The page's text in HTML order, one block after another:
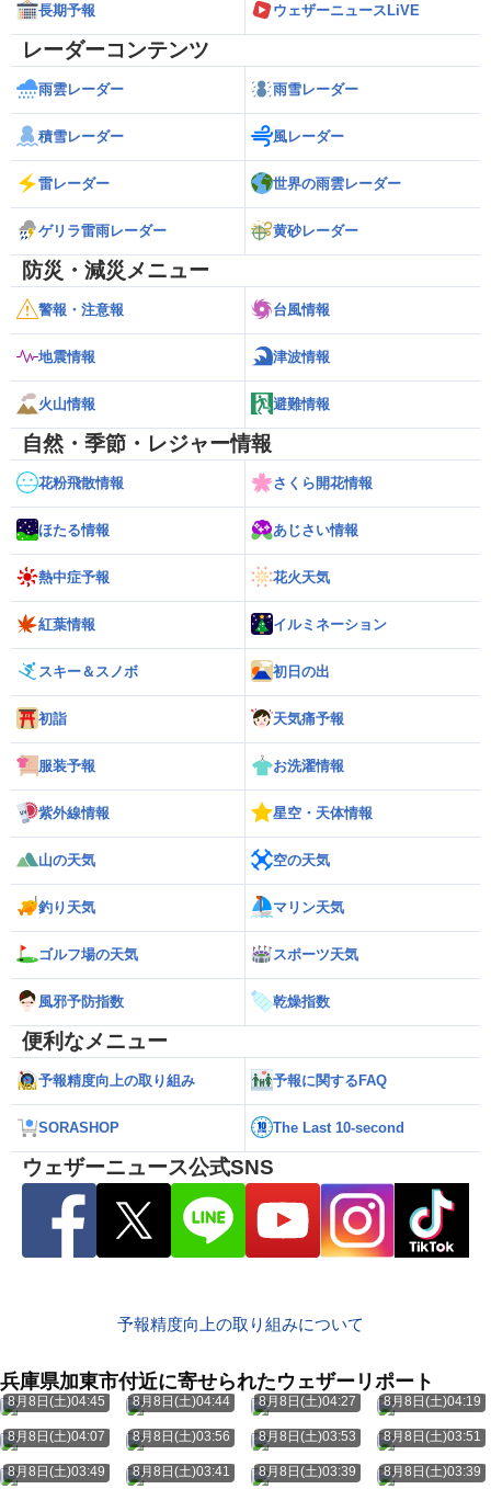
長期予報 ウェザーニュースLiVE
レーダーコンテンツ
雨雲レーダー 雨雪レーダー
積雪レーダー 風レーダー
雷レーダー 世界の雨雲レーダー
ゲリラ雷雨レーダー 黄砂レーダー
防災・減災メニュー
警報・注意報 台風情報
地震情報 津波情報
火山情報 避難情報
自然・季節・レジャー情報
花粉飛散情報 さくら開花情報
ほたる情報 あじさい情報
熱中症予報 花火天気
紅葉情報 イルミネーション
スキー＆スノボ 初日の出
初詣 天気痛予報
服装予報 お洗濯情報
紫外線情報 星空・天体情報
山の天気 空の天気
釣り天気 マリン天気
ゴルフ場の天気 スポーツ天気
風邪予防指数 乾燥指数
便利なメニュー
予報精度向上の取り組み 予報に関するFAQ
SORASHOP The Last 10-second
ウェザーニュース公式SNS
予報精度向上の取り組みについて
兵庫県加東市付近に寄せられたウェザーリポート
8月8日(土)04:45 8月8日(土)04:44 8月8日(土)04:27 8月8日(土)04:19
8月8日(土)04:07 8月8日(土)03:56 8月8日(土)03:53 8月8日(土)03:51
8月8日(土)03:49 8月8日(土)03:41 8月8日(土)03:39 8月8日(土)03:39